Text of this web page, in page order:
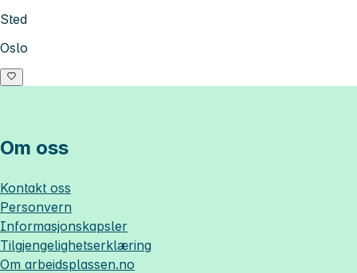
Sted
Oslo
Om oss
Kontakt oss
Personvern
Informasjonskapsler
Tilgjengelighetserklæring
Om arbeidsplassen.no